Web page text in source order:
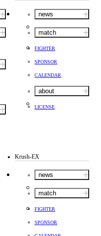
news
match
FIGHTER
SPONSOR
CALENDAR
about
LICENSE
Krush-EX
news
match
FIGHTER
SPONSOR